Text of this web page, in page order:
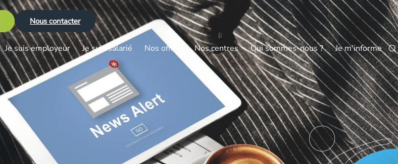
Nous contacter
Je suis employeur Je suis salarié Nos offres Nos centres Qui sommes-nous ? Je m'informe